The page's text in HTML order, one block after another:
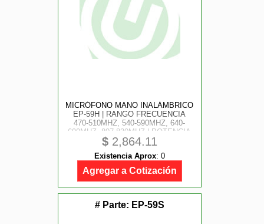
MICRÓFONO MANO INALÁMBRICO
EP-59H | RANGO FRECUENCIA
470-510MHZ, 540-590MHZ, 640-
690MHZ, 807-830MHZ | POTENCIA
SALIDA ≥10DBM | AUTONOMÍA >10
HORAS | MUTE AUTOMÁTICO POR
CAÍDA | DISPLAY OLED | 7
NIVELES POTENCIA AJU
$ 2,864.11
Existencia Aprox: 0
Agregar a Cotización
# Parte: EP-59S